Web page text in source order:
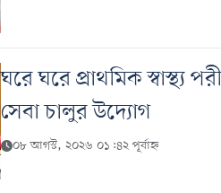
ঘরে ঘরে প্রাথমিক স্বাস্থ্য
সেবা চালুর উদ্যোগ
০৮ আগস্ট, ২০২৬ ০১:৪২ পূর্বাহ্ন